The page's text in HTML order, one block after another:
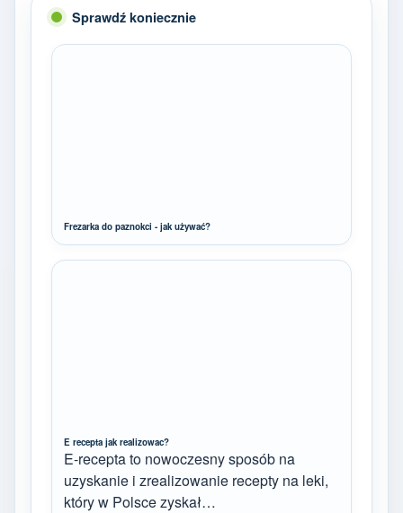
Sprawdź koniecznie
Frezarka do paznokci - jak używać?
E recepta jak realizowac?
E-recepta to nowoczesny sposób na
uzyskanie i zrealizowanie recepty na leki,
który w Polsce zyskał…